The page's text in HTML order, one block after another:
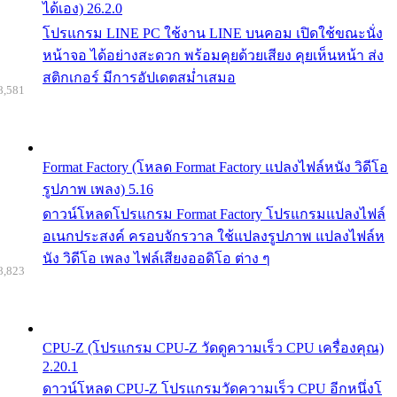
ได้เอง) 26.2.0
โปรแกรม LINE PC ใช้งาน LINE บนคอม เปิดใช้ขณะนั่ง
หน้าจอ ได้อย่างสะดวก พร้อมคุยด้วยเสียง คุยเห็นหน้า ส่ง
สติกเกอร์ มีการอัปเดตสม่ำเสมอ
Format Factory (โหลด Format Factory แปลงไฟล์หนัง วิดีโอ
รูปภาพ เพลง) 5.16
ดาวน์โหลดโปรแกรม Format Factory โปรแกรมแปลงไฟล์
อเนกประสงค์ ครอบจักรวาล ใช้แปลงรูปภาพ แปลงไฟล์ห
นัง วิดีโอ เพลง ไฟล์เสียงออดิโอ ต่าง ๆ
CPU-Z (โปรแกรม CPU-Z วัดดูความเร็ว CPU เครื่องคุณ)
2.20.1
ดาวน์โหลด CPU-Z โปรแกรมวัดความเร็ว CPU อีกหนึ่งโ